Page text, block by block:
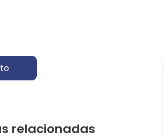
relacionadas